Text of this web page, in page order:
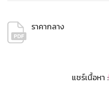
ราคากลาง
แชร์เนื้อหา :